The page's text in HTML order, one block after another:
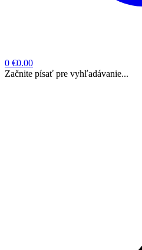
0 €0.00
Začnite písať pre vyhľadávanie...